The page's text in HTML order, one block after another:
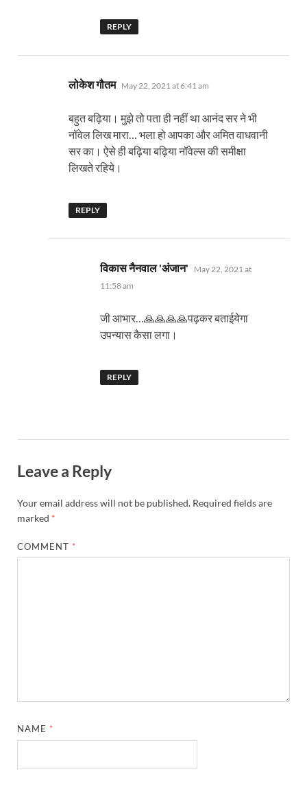
REPLY
लोकेश गौतम says:
May 22, 2021 at 6:41 am
बहुत बढ़िया। मुझे तो पता ही नहीं था आनंद सर ने भी
नॉवेल लिख मारा… भला हो आपका और अमित वाधवानी
सर का। ऐसे ही बढ़िया बढ़िया नॉवेल्स की समीक्षा
लिखते रहिये।
REPLY
विकास नैनवाल 'अंजान' says:
May 22, 2021 at
11:58 am
जी आभार…🙏🙏🙏🙏पढ़कर बताईयेगा
उपन्यास कैसा लगा।
REPLY
Leave a Reply
Your email address will not be published. Required fields are
marked *
COMMENT *
NAME *